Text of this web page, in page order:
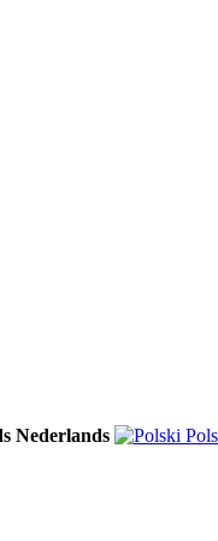
Nederlands